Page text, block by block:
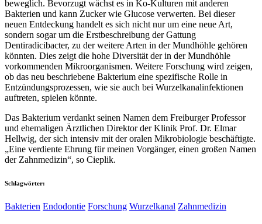
beweglich. Bevorzugt wächst es in Ko-Kulturen mit anderen
Bakterien und kann Zucker wie Glucose verwerten. Bei dieser
neuen Entdeckung handelt es sich nicht nur um eine neue Art,
sondern sogar um die Erstbeschreibung der Gattung
Dentiradicibacter, zu der weitere Arten in der Mundhöhle gehören
könnten. Dies zeigt die hohe Diversität der in der Mundhöhle
vorkommenden Mikroorganismen. Weitere Forschung wird zeigen,
ob das neu beschriebene Bakterium eine spezifische Rolle in
Entzündungsprozessen, wie sie auch bei Wurzelkanalinfektionen
auftreten, spielen könnte.
Das Bakterium verdankt seinen Namen dem Freiburger Professor
und ehemaligen Ärztlichen Direktor der Klinik Prof. Dr. Elmar
Hellwig, der sich intensiv mit der oralen Mikrobiologie beschäftigte.
„Eine verdiente Ehrung für meinen Vorgänger, einen großen Namen
der Zahnmedizin“, so Cieplik.
Schlagwörter:
Bakterien Endodontie Forschung Wurzelkanal Zahnmedizin